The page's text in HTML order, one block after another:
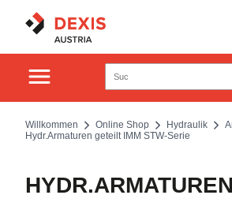
Willkommen Online Shop Hydraulik
Hydr.Armaturen geteilt IMM STW-Serie
HYDR.ARMATUREN